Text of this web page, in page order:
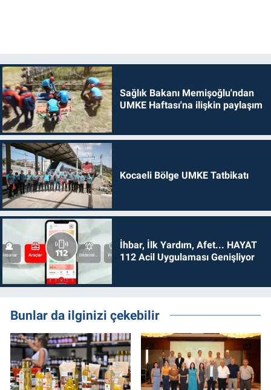
Sağlık Bakanı Memişoğlu'ndan
UMKE Haftası'na ilişkin paylaşım
Kocaeli Bölge UMKE Tatbikatı
İhbar, İlk Yardım, Afet... HAYAT
112 Acil Uygulaması Genişliyor
Bunlar da ilginizi çekebilir